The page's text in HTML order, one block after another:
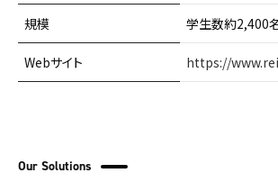
規模 学生数約2,400
Webサイト https://
Our Solutions